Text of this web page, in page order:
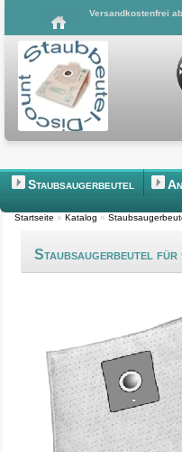
Versandkostenfrei
Staubsaugerbeutel
Startseite » Katalog »
Staubsaugerbeutel für